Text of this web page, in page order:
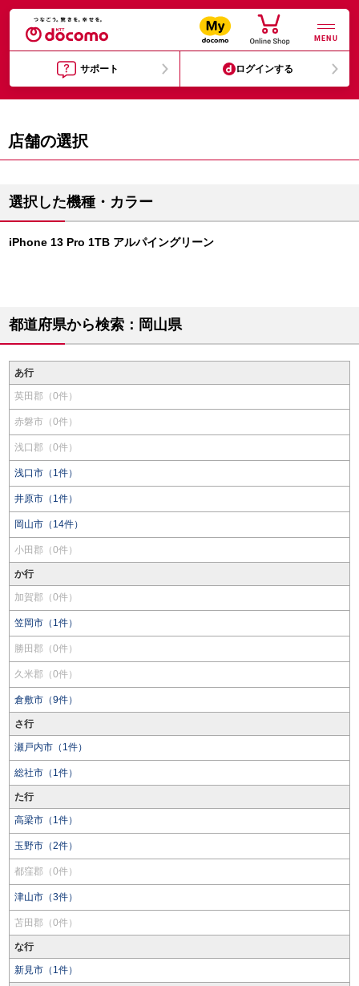
MENU
サポート ログインする
店舗の選択
選択した機種・カラー
iPhone 13 Pro 1TB アルパイングリーン
都道府県から検索：岡山県
あ行
英田郡（0件）
赤磐市（0件）
浅口郡（0件）
浅口市（1件）
井原市（1件）
岡山市（14件）
小田郡（0件）
か行
加賀郡（0件）
笠岡市（1件）
勝田郡（0件）
久米郡（0件）
倉敷市（9件）
さ行
瀬戸内市（1件）
総社市（1件）
た行
高梁市（1件）
玉野市（2件）
都窪郡（0件）
津山市（3件）
苫田郡（0件）
な行
新見市（1件）